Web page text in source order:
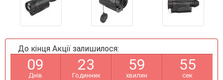
До кінця Акції залишилося:
09
Днів
23
Годинник
59
хвилин
55
сек